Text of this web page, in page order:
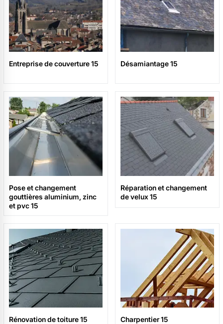
Entreprise de couverture 15 Désamiantage 15
Pose et changement
gouttières aluminium, zinc
et pvc 15
Réparation et changement
de velux 15
Rénovation de toiture 15 Charpentier 15